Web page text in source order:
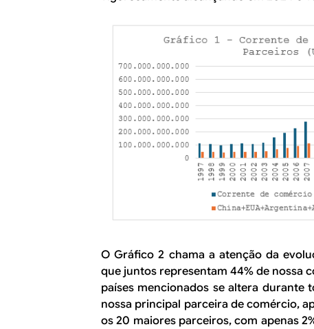
O Gráfico 2 chama a atenção da
que juntos representam 44% de nossa
países mencionados se altera durante
nossa principal parceira de comércio,
os 20 maiores parceiros, com apenas